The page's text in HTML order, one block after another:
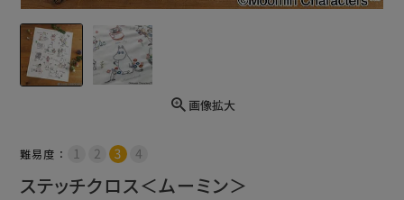
画像拡大
難易度：
ステッチクロス＜ムーミン＞